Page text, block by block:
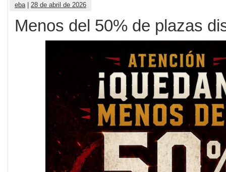
eba | 28 de abril de 2026
Menos del 50% de plazas